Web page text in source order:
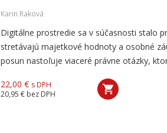
Karin Raková
Digitálne prostredie sa v súčasnosti stalo
stretávajú majetkové hodnoty a osobné
posun nastoľuje viaceré právne otázky,
22,00 € s DPH
20,95 € bez DPH